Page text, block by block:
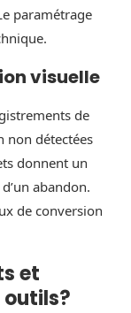
paramétrage
visuelle
de
non détectées
donnent un
abandon.
de conversion
et